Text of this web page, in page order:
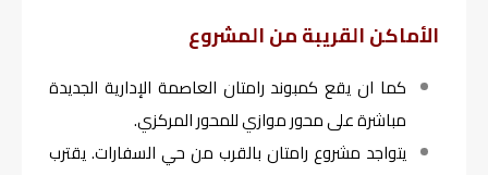
الأماكن القريبة من المشروع
كما ان يقع كمبوند رامتان العاصمة الإدارية الجديدة
مباشرة على محور موازي للمحور المركزي.
يتواجد مشروع رامتان بالقرب من حي السفارات. يقترب